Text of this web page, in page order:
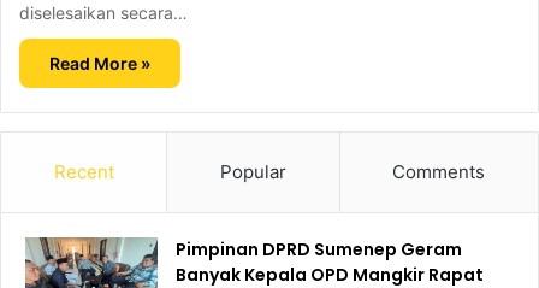
diselesaikan secara…
Read More »
Recent Popular Comments
Pimpinan DPRD Sumenep Geram
Banyak Kepala OPD Mangkir Rapat